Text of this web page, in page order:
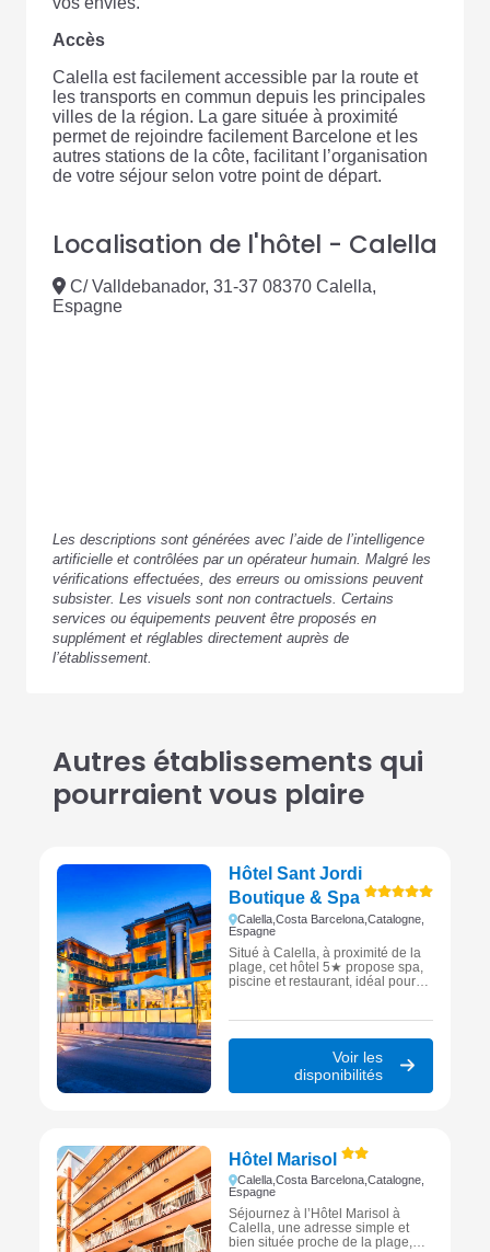
Accès
Calella est facilement accessible par la route et
les transports en commun depuis les principales
villes de la région. La gare située à proximité
permet de rejoindre facilement Barcelone et les
autres stations de la côte, facilitant l’organisation
de votre séjour selon votre point de départ.
Localisation de l'hôtel - Calella
C/ Valldebanador, 31-37 08370 Calella,
Espagne
Les descriptions sont générées avec l’aide de l’intelligence
artificielle et contrôlées par un opérateur humain. Malgré les
vérifications effectuées, des erreurs ou omissions peuvent
subsister. Les visuels sont non contractuels. Certains
services ou équipements peuvent être proposés en
supplément et réglables directement auprès de
l’établissement.
Autres établissements qui
pourraient vous plaire
Hôtel Sant Jordi
Boutique & Spa
Calella,Costa Barcelona,Catalogne,
Espagne
Situé à Calella, à proximité de la
plage, cet hôtel 5★ propose spa,
piscine et restaurant, idéal pour
Barcelona.
Voir les
disponibilités
Hôtel Marisol
Calella,Costa Barcelona,Catalogne,
Espagne
Séjournez à l’Hôtel Marisol à
Calella, une adresse simple et
bien située proche de la plage,